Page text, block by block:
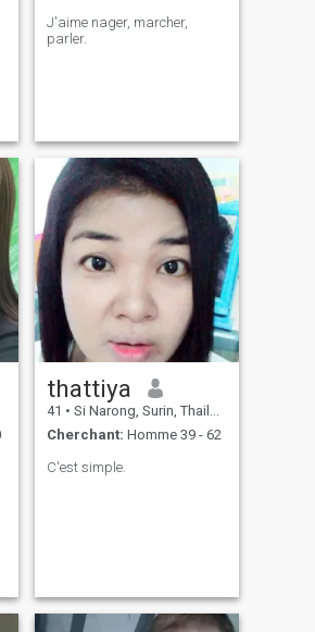
J'aime nager, marcher,
parler.
thattiya
41 • Si Narong, Surin, Thailande
Cherchant: Homme 39 - 62
C'est simple.